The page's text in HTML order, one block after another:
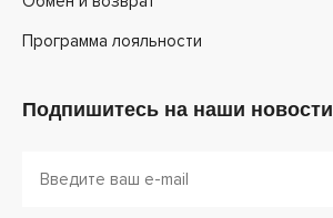
Программа лояльности
Подпишитесь на наши новости